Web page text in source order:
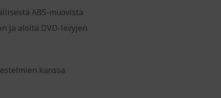
ABS-muovista
ja aloita DVD-levyjen
kanssa